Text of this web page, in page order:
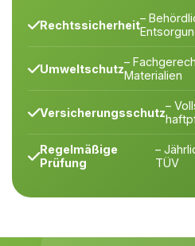
Rechtssicherheit–
Umweltschutz–
Materialien
Versicherungsschutz–
Regelmäßige
Prüfung
–
TÜV